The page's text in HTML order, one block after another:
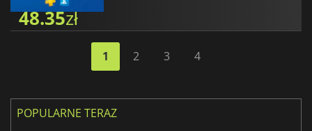
48.35zł
1 2 3 4
POPULARNE TERAZ